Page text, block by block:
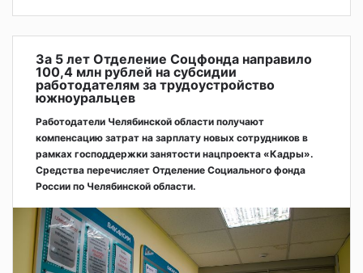
За 5 лет Отделение Соцфонда направило
100,4 млн рублей на субсидии
работодателям за трудоустройство
южноуральцев
Работодатели Челябинской области получают
компенсацию затрат на зарплату новых сотрудников в
рамках господдержки занятости нацпроекта «Кадры».
Средства перечисляет Отделение Социального фонда
России по Челябинской области.